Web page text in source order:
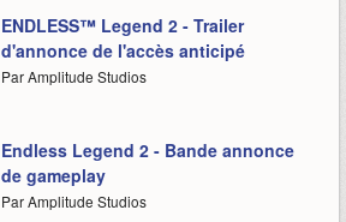
ENDLESS™ Legend 2 - Trailer
d'annonce de l'accès anticipé
Par Amplitude Studios
Endless Legend 2 - Bande annonce
de gameplay
Par Amplitude Studios